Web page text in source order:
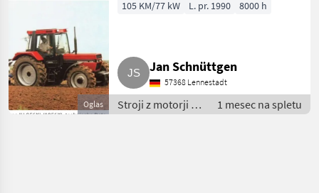
Oglas
105 KM/77 kW L. pr. 1990 8000 h
Jan Schnüttgen
57368 Lennestadt
Stroji z motorji /
Dvoriščni
1 mesec na spletu